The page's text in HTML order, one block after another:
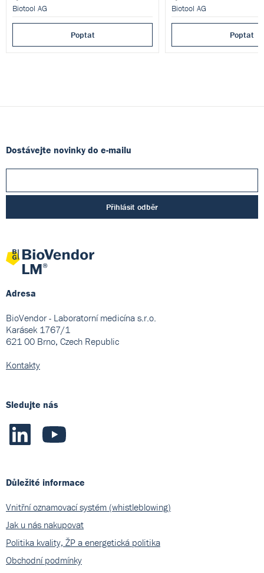
Biotool AG
Poptat
Biotool AG
Poptat
Dostávejte novinky do e-mailu
Přihlásit odběr
Adresa
BioVendor - Laboratorní medicína s.r.o.
Karásek 1767/1
621 00 Brno, Czech Republic
Kontakty
Sledujte nás
Důležité informace
Vnitřní oznamovací systém (whistleblowing)
Jak u nás nakupovat
Politika kvality, ŽP a energetická politika
Obchodní podmínky